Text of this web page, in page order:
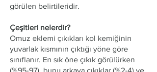
görülen belirtileridir.
Çeşitleri nelerdir?
​Omuz eklemi çıkıkları kol kemiğinin
yuvarlak kısmının çıktığı yöne göre
sınıflanır. En sık öne çıkık görülürken
(%95-97), bunu arkaya çıkıklar (%2-4) ve